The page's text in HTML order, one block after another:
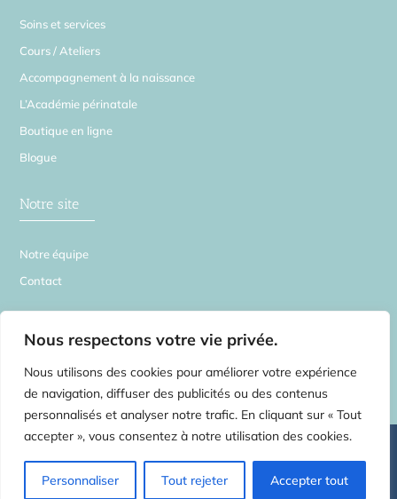
Nous respectons votre vie privée.
Nous utilisons des cookies pour améliorer votre expérience
de navigation, diffuser des publicités ou des contenus
personnalisés et analyser notre trafic. En cliquant sur « Tout
accepter », vous consentez à notre utilisation des cookies.
Personnaliser Tout rejeter Accepter tout
Soins et services
Cours / Ateliers
Accompagnement à la naissance
L’Académie périnatale
Boutique en ligne
Blogue
Notre site
Notre équipe
Contact
©2026 La Source en Soi – Tous droits réservés | Centre de médecines
Physiothérapie Ostéopathie Acupuncture Naturopathie Cours prénataux